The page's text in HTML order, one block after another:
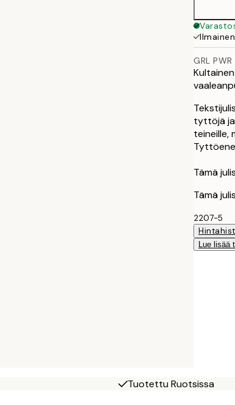
GRL
tyttöjä ja
teineille,
Tämä
Tämä
2207-5
Lue lisää
Tuotettu Ruotsissa